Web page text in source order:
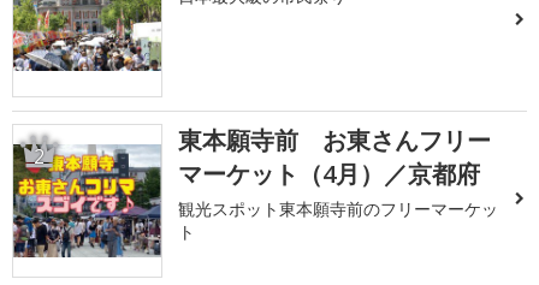
2
東本願寺前 お東さんフリー
マーケット（4月）／京都府
観光スポット東本願寺前のフリーマーケッ
ト